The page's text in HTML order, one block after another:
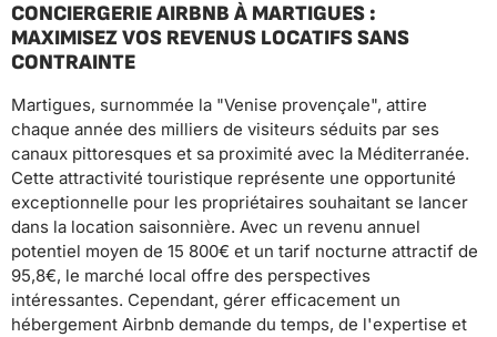
CONCIERGERIE AIRBNB À MARTIGUES :
MAXIMISEZ VOS REVENUS LOCATIFS SANS
CONTRAINTE
Martigues, surnommée la "Venise provençale", attire
chaque année des milliers de visiteurs séduits par ses
canaux pittoresques et sa proximité avec la Méditerranée.
Cette attractivité touristique représente une opportunité
exceptionnelle pour les propriétaires souhaitant se lancer
dans la location saisonnière. Avec un revenu annuel
potentiel moyen de 15 800€ et un tarif nocturne attractif de
95,8€, le marché local offre des perspectives
intéressantes. Cependant, gérer efficacement un
hébergement Airbnb demande du temps, de l'expertise et